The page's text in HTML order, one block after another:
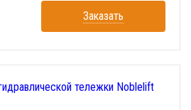
Заказать